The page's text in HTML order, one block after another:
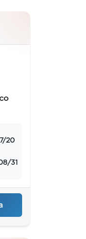
20
31